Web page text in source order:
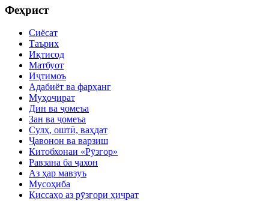
Феҳрист
Сиёсат
Таърих
Иқтисод
Матбуот
Иҷтимоъ
Адабиёт ва фарҳанг
Муҳоҷират
Дин ва ҷомеъа
Зан ва ҷомеъа
Сулҳ, оштӣ, ваҳдат
Ҷавонон ва варзиш
Китобхонаи «Рӯзгор»
Равзана ба ҷахон
Аз ҳар мавзуъ
Мусоҳиба
Қиссаҳо аз рӯзгори ҳиҷрат